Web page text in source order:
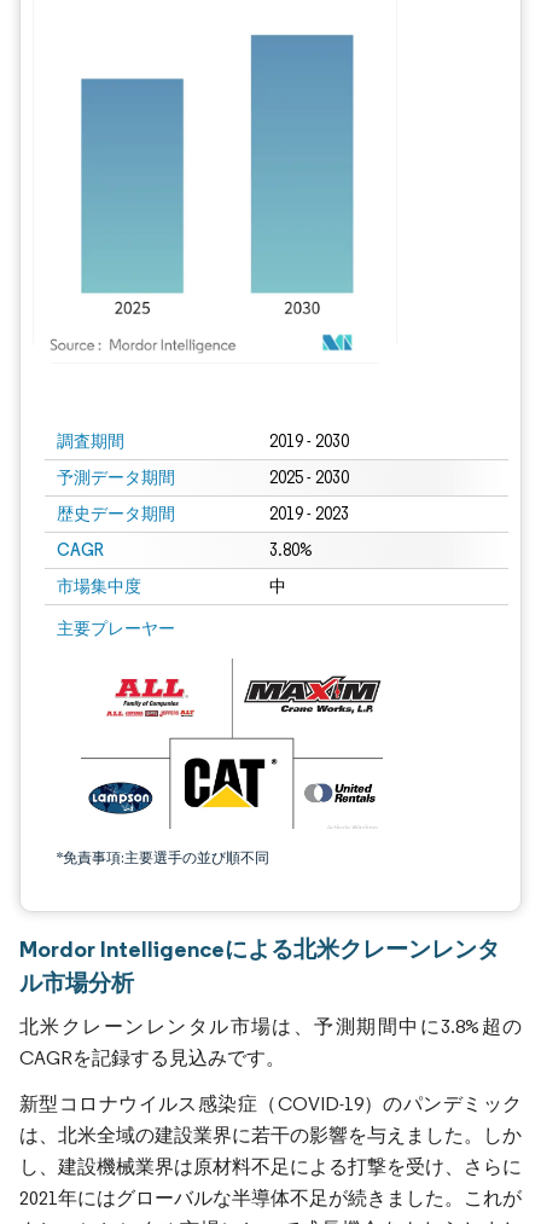
調査期間 2019 - 2030
予測データ期間 2025 - 2030
歴史データ期間 2019 - 2023
CAGR 3.80%
市場集中度 中
主要プレーヤー
*免責事項:主要選手の並び順不同
Mordor Intelligenceによる北米クレーンレンタ
ル市場分析
北米クレーンレンタル市場は、予測期間中に3.8%超の
CAGRを記録する見込みです。
新型コロナウイルス感染症（COVID-19）のパンデミック
は、北米全域の建設業界に若干の影響を与えました。しか
し、建設機械業界は原材料不足による打撃を受け、さらに
2021年にはグローバルな半導体不足が続きました。これが